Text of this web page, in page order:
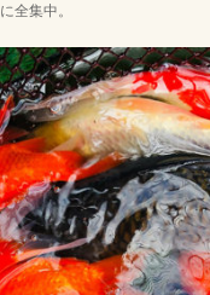
全集中。